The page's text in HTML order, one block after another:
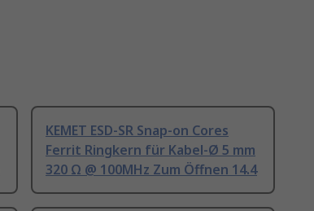
KEMET ESD-SR Snap-on Cores
Ferrit Ringkern für Kabel-Ø 5 mm
320 Ω @ 100MHz Zum Öffnen 14.4